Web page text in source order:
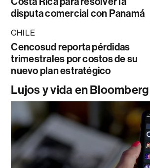
disputa comercial con Panamá
CHILE
Cencosud reporta pérdidas
trimestrales por costos de su
nuevo plan estratégico
Lujos y vida en